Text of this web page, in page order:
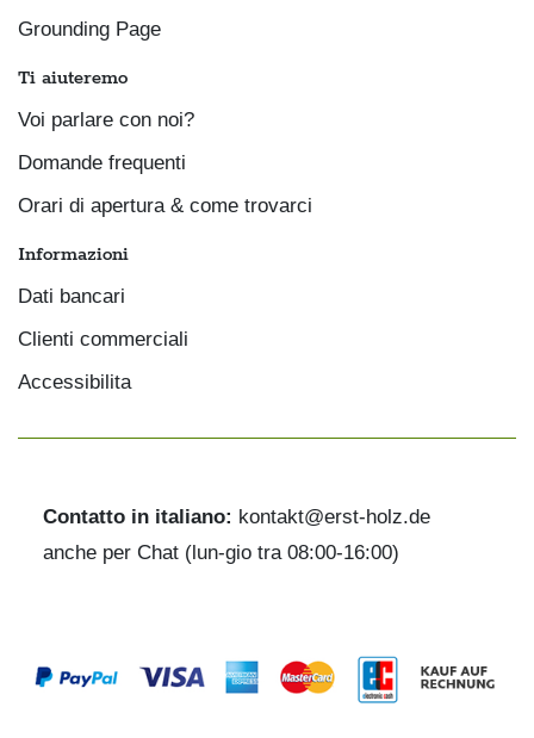
Grounding Page
Ti aiuteremo
Voi parlare con noi?
Domande frequenti
Orari di apertura & come trovarci
Informazioni
Dati bancari
Clienti commerciali
Accessibilita
Contatto in italiano: kontakt@erst-holz.de
anche per Chat (lun-gio tra 08:00-16:00)